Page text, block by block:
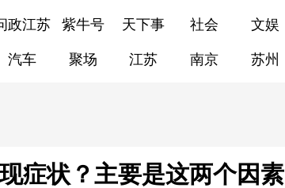
政江苏 紫牛号 天下事 社会 文娱
汽车 聚场 江苏 南京 苏州
症状？主要是这两个因素